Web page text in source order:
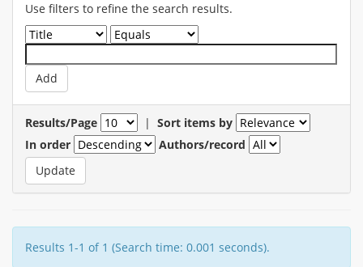
Use filters to refine the search results.
Results/Page | Sort items by
In order
Authors/record
Results 1-1 of 1 (Search time: 0.001 seconds).